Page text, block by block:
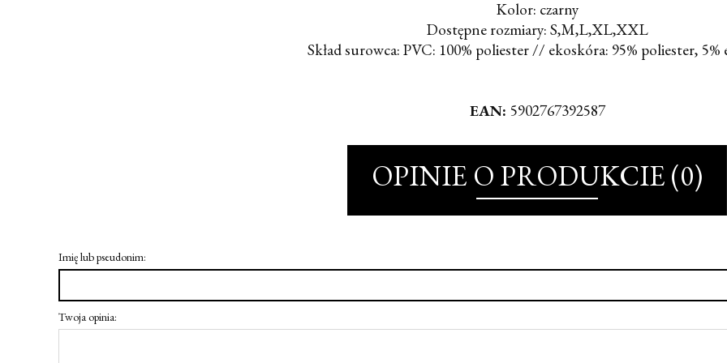
Kolor: czarny
Dostępne rozmiary: S,M,L,XL,XXL
Skład surowca: PVC: 100% poliester // ekoskóra: 95% poliester, 5%
EAN: 5902767392587
OPINIE O PRODUKCIE (0)
Imię lub pseudonim:
Twoja opinia: